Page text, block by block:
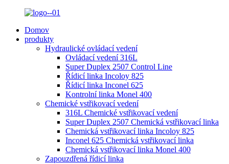
Domov
produkty
Hydraulické ovládací vedení
Ovládací vedení 316L
Super Duplex 2507 Control Line
Řídicí linka Incoloy 825
Řídicí linka Inconel 625
Kontrolní linka Monel 400
Chemické vstřikovací vedení
316L Chemické vstřikovací vedení
Super Duplex 2507 Chemická vstřikovací linka
Chemická vstřikovací linka Incoloy 825
Inconel 625 Chemická vstřikovací linka
Chemická vstřikovací linka Monel 400
Zapouzdřená řídicí linka